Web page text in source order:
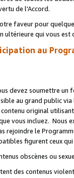
de l'Accord.
faveur pour
ultérieure qui vous est
au
devez soumettre
au grand public
original
vous incluez. Nous
le
figurent ceux
obscènes ou
des contenus